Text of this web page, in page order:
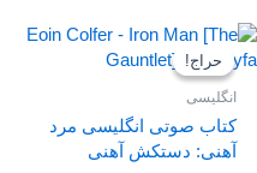
حراج!
حراج!
انگلیسی
کتاب صوتی انگلیسی مرد
آهنی: دستکش آهنی
قیمت
اصلی
قیمت
فعلی